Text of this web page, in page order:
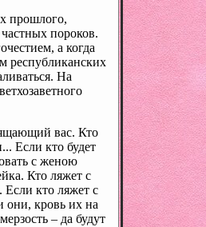
прошлого,
пороков.
а когда
республиканских
На
вас. Кто
Если кто будет
с женою
Кто ляжет с
Если кто ляжет с
они, кровь их на
– да будут